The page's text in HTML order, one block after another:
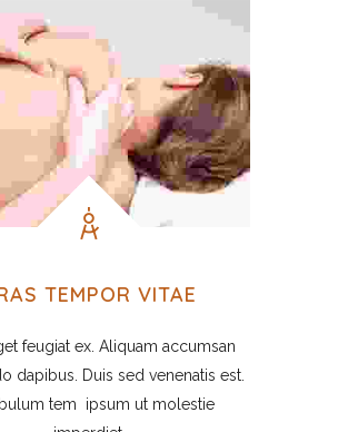
TEMPOR VITAE
feugiat ex. Aliquam accumsan
dapibus. Duis sed venenatis est.
tem ipsum ut molestie